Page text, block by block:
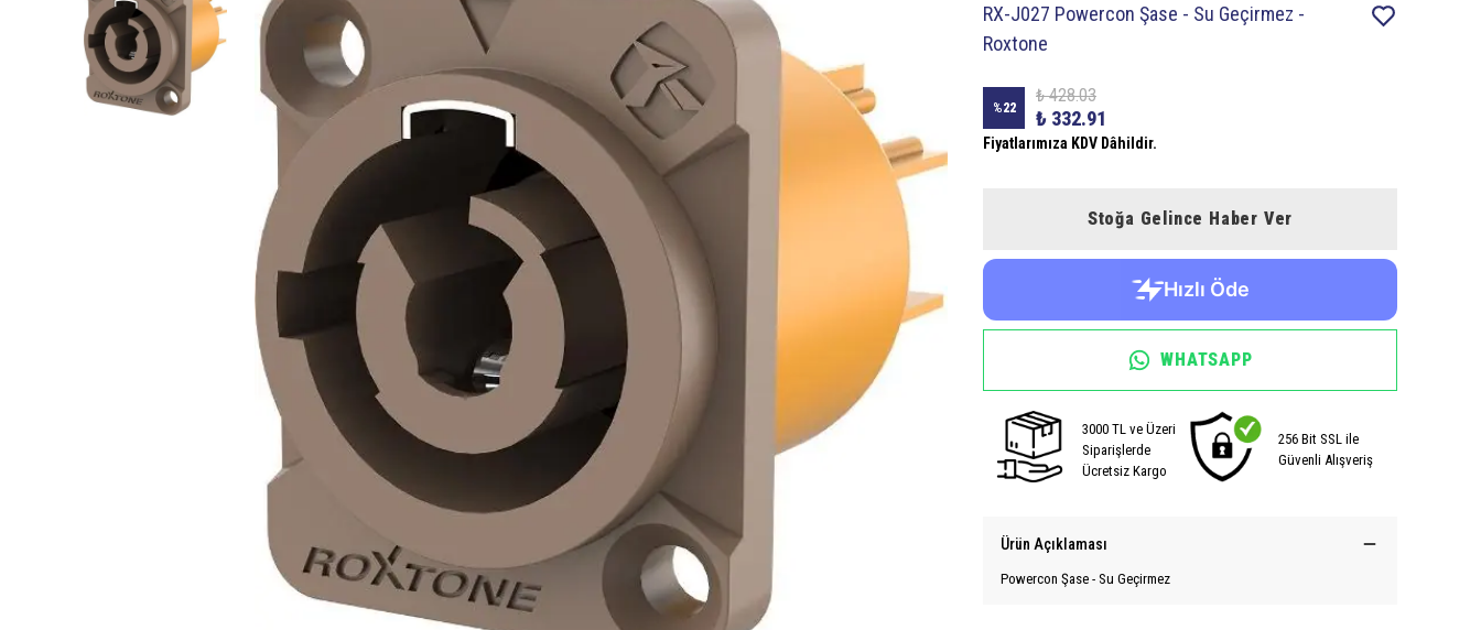
RX-J027 Powercon Şase - Su Geçirmez -
Roxtone
%22
₺ 428.03
₺ 332.91
Fiyatlarımıza KDV Dâhildir.
Stoğa Gelince Haber Ver
WHATSAPP
3000 TL ve Üzeri
Siparişlerde
Ücretsiz Kargo
256 Bit SSL ile
Güvenli Alışveriş
Ürün Açıklaması
Powercon Şase - Su Geçirmez